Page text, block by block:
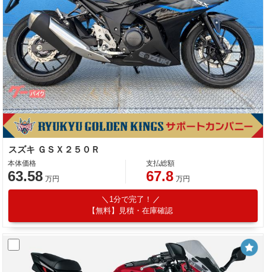
スズキ ＧＳＸ２５０Ｒ
本体価格
63.58 万円
支払総額
67.8 万円
1分で完了！
【無料】見積・在庫確認